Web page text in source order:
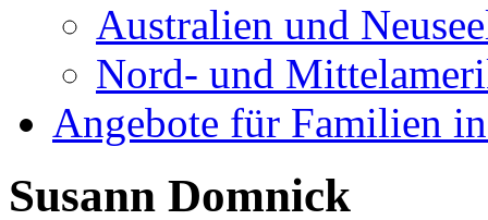
Australien und
Nord- und
Angebote für Familien
Susann Domnick